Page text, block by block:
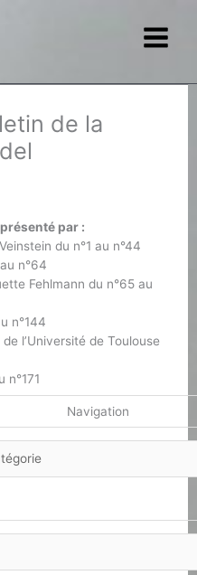
de la
par :
du n°1 au n°44
n°64
Fehlmann du n°65 au
n°144
l’Université de Toulouse
n°171
Navigation